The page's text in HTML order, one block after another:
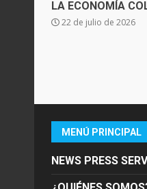
LA ECONOMÍA
22 de julio de 2026
MENÚ PRINCIPAL
NEWS PRESS